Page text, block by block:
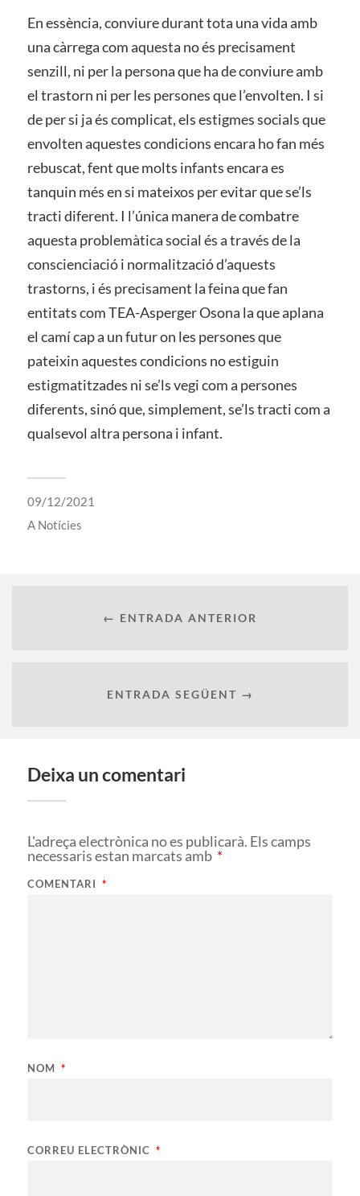
En essència, conviure durant tota una vida amb
una càrrega com aquesta no és precisament
senzill, ni per la persona que ha de conviure amb
el trastorn ni per les persones que l’envolten. I si
de per si ja és complicat, els estigmes socials que
envolten aquestes condicions encara ho fan més
rebuscat, fent que molts infants encara es
tanquin més en si mateixos per evitar que se’ls
tracti diferent. I l’única manera de combatre
aquesta problemàtica social és a través de la
conscienciació i normalització d’aquests
trastorns, i és precisament la feina que fan
entitats com TEA-Asperger Osona la que aplana
el camí cap a un futur on les persones que
pateixin aquestes condicions no estiguin
estigmatitzades ni se’ls vegi com a persones
diferents, sinó que, simplement, se’ls tracti com a
qualsevol altra persona i infant.
09/12/2021
A Notícies
← ENTRADA ANTERIOR
ENTRADA SEGÜENT →
Deixa un comentari
L'adreça electrònica no es publicarà. Els camps
necessaris estan marcats amb *
COMENTARI *
NOM *
CORREU ELECTRÒNIC *